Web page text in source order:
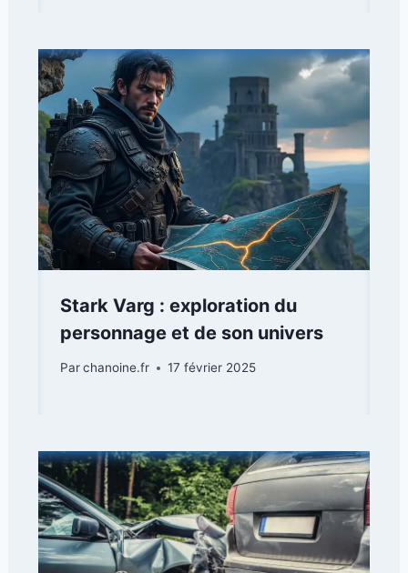
Stark Varg : exploration du
personnage et de son univers
Parchanoine.fr 17 février 2025